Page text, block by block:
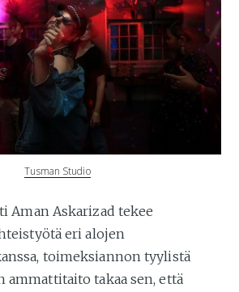
Tusman Studio
Aman Askarizad tekee
eri alojen
toimeksiannon tyylistä
ammattitaito takaa sen, että